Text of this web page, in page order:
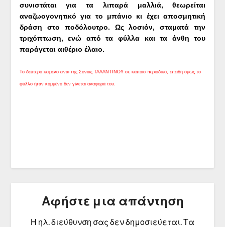
συνιστάται για τα λιπαρά μαλλιά, θεωρείται
αναζωογονητικό για το μπάνιο κι έχει αποσμητική
δράση στο ποδόλουτρο. Ως λοσιόν, σταματά την
τριχόπτωση, ενώ από τα φύλλα και τα άνθη του
παράγεται αιθέριο έλαιο.
Το δεύτερο κείμενο είναι της Σονιας ΤΑΛΑΝΤΙΝΟΥ σε κάποιο περιοδικό, επειδή όμως το
φύλλο ήταν κομμένο δεν γίνεται αναφορά του.
Αφήστε μια απάντηση
Η ηλ. διεύθυνση σας δεν δημοσιεύεται.Τα